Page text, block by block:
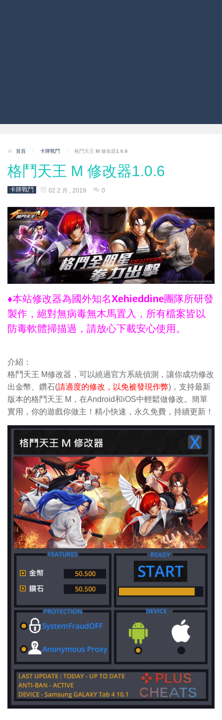
首頁 / 卡牌戰鬥 / 格鬥天王 M 修改器1.0.6
格鬥天王 M 修改器1.0.6
卡牌戰鬥 02 2 月 , 2019 0
♦本站修改器為國外知名Xehieddine團隊所研發
製作，絕對無病毒無木馬置入，所有檔案皆以
防毒軟體掃描過，請放心下載安心使用。
介紹：
格鬥天王 M修改器，可以繞過官方系統偵測，讓你成功修改
出金幣、鑽石(請適度的修改，以免被發現作弊)，支持最新
版本的格鬥天王 M，在Android和iOS中輕鬆做修改。簡單
實用，你的遊戲你做主！精小快速，永久免費，持續更新！